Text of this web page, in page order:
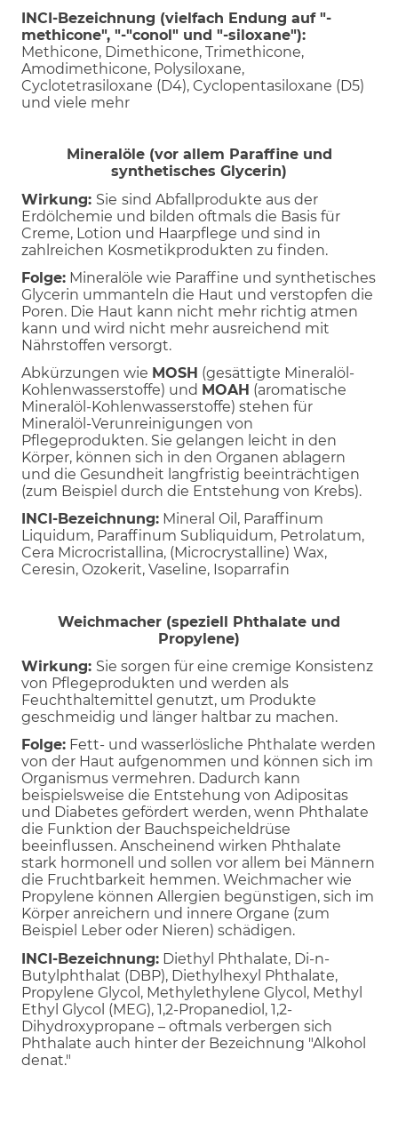
INCI-Bezeichnung (vielfach Endung auf "-
methicone", "-"conol" und "-siloxane"):
Methicone, Dimethicone, Trimethicone,
Amodimethicone, Polysiloxane,
Cyclotetrasiloxane (D4), Cyclopentasiloxane (D5)
und viele mehr
Mineralöle (vor allem Paraffine und
synthetisches Glycerin)
Wirkung: Sie sind Abfallprodukte aus der
Erdölchemie und bilden oftmals die Basis für
Creme, Lotion und Haarpflege und sind in
zahlreichen Kosmetikprodukten zu finden.
Folge: Mineralöle wie Paraffine und synthetisches
Glycerin ummanteln die Haut und verstopfen die
Poren. Die Haut kann nicht mehr richtig atmen
kann und wird nicht mehr ausreichend mit
Nährstoffen versorgt.
Abkürzungen wie MOSH (gesättigte Mineralöl-
Kohlenwasserstoffe) und MOAH (aromatische
Mineralöl-Kohlenwasserstoffe) stehen für
Mineralöl-Verunreinigungen von
Pflegeprodukten. Sie gelangen leicht in den
Körper, können sich in den Organen ablagern
und die Gesundheit langfristig beeinträchtigen
(zum Beispiel durch die Entstehung von Krebs).
INCI-Bezeichnung: Mineral Oil, Paraffinum
Liquidum, Paraffinum Subliquidum, Petrolatum,
Cera Microcristallina, (Microcrystalline) Wax,
Ceresin, Ozokerit, Vaseline, Isoparrafin
Weichmacher (speziell Phthalate und
Propylene)
Wirkung: Sie sorgen für eine cremige Konsistenz
von Pflegeprodukten und werden als
Feuchthaltemittel genutzt, um Produkte
geschmeidig und länger haltbar zu machen.
Folge: Fett- und wasserlösliche Phthalate werden
von der Haut aufgenommen und können sich im
Organismus vermehren. Dadurch kann
beispielsweise die Entstehung von Adipositas
und Diabetes gefördert werden, wenn Phthalate
die Funktion der Bauchspeicheldrüse
beeinflussen. Anscheinend wirken Phthalate
stark hormonell und sollen vor allem bei Männern
die Fruchtbarkeit hemmen. Weichmacher wie
Propylene können Allergien begünstigen, sich im
Körper anreichern und innere Organe (zum
Beispiel Leber oder Nieren) schädigen.
INCI-Bezeichnung: Diethyl Phthalate, Di-n-
Butylphthalat (DBP), Diethylhexyl Phthalate,
Propylene Glycol, Methylethylene Glycol, Methyl
Ethyl Glycol (MEG), 1,2-Propanediol, 1,2-
Dihydroxypropane – oftmals verbergen sich
Phthalate auch hinter der Bezeichnung "Alkohol
denat."